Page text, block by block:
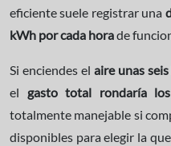
eficiente suele registrar una
kWh por cada horade
Si enciendes el aire unas
el gasto total rondaría
totalmente manejable si
disponibles para elegir la